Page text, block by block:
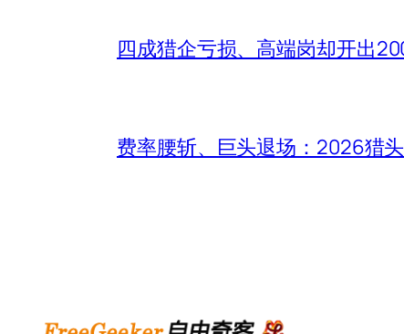
四成猎企亏损、高端岗却开出
费率腰斩、巨头退场：2026猎